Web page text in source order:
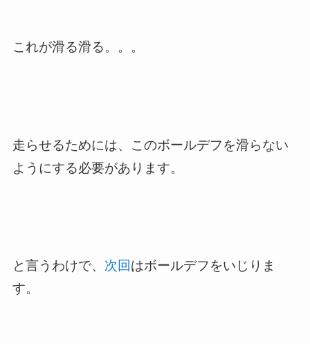
これが滑る滑る。。。
走らせるためには、このボールデフを滑らない
ようにする必要があります。
と言うわけで、 次回はボールデフをいじりま
す。